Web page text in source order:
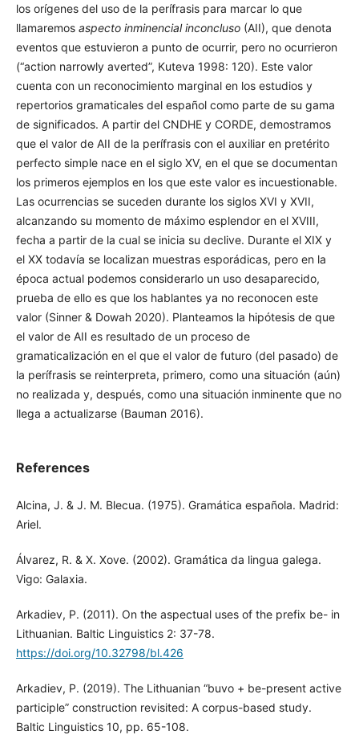
los orígenes del uso de la perífrasis para marcar lo que
llamaremos aspecto inminencial inconcluso(AII), que denota
eventos que estuvieron a punto de ocurrir, pero no ocurrieron
(“action narrowly averted”, Kuteva 1998: 120). Este valor
cuenta con un reconocimiento marginal en los estudios y
repertorios gramaticales del español como parte de su gama
de significados. A partir del CNDHE y CORDE, demostramos
que el valor de AII de la perífrasis con el auxiliar en pretérito
perfecto simple nace en el siglo XV, en el que se documentan
los primeros ejemplos en los que este valor es incuestionable.
Las ocurrencias se suceden durante los siglos XVI y XVII,
alcanzando su momento de máximo esplendor en el XVIII,
fecha a partir de la cual se inicia su declive. Durante el XIX y
el XX todavía se localizan muestras esporádicas, pero en la
época actual podemos considerarlo un uso desaparecido,
prueba de ello es que los hablantes ya no reconocen este
valor (Sinner & Dowah 2020). Planteamos la hipótesis de que
el valor de AII es resultado de un proceso de
gramaticalización en el que el valor de futuro (del pasado) de
la perífrasis se reinterpreta, primero, como una situación (aún)
no realizada y, después, como una situación inminente que no
llega a actualizarse (Bauman 2016).
References
Alcina, J. & J. M. Blecua. (1975). Gramática española. Madrid:
Ariel.
Álvarez, R. & X. Xove. (2002). Gramática da lingua galega.
Vigo: Galaxia.
Arkadiev, P. (2011). On the aspectual uses of the prefix be- in
Lithuanian. Baltic Linguistics 2: 37-78.
https://doi.org/10.32798/bl.426
Arkadiev, P. (2019). The Lithuanian “buvo + be-present active
participle” construction revisited: A corpus-based study.
Baltic Linguistics 10, pp. 65-108.